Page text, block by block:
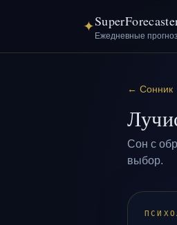
✦
Ежедневные
← Сонник
Сон с
выбор.